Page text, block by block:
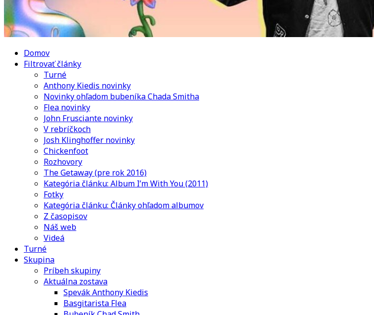
Domov
Filtrovať články
Turné
Anthony Kiedis novinky
Novinky ohľadom bubeníka Chada Smitha
Flea novinky
John Frusciante novinky
V rebríčkoch
Josh Klinghoffer novinky
Chickenfoot
Rozhovory
The Getaway (pre rok 2016)
Kategória článku: Album I’m With You (2011)
Fotky
Kategória článku: Články ohľadom albumov
Z časopisov
Náš web
Videá
Turné
Skupina
Príbeh skupiny
Aktuálna zostava
Spevák Anthony Kiedis
Basgitarista Flea